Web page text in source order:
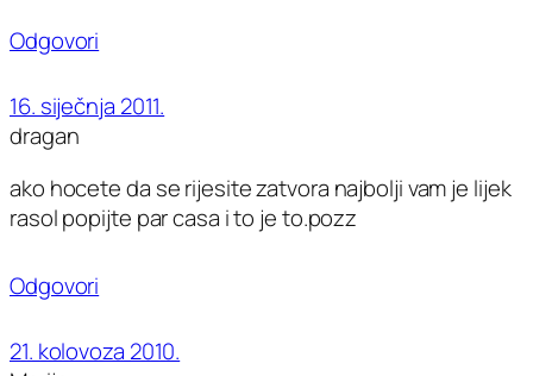
Odgovori
16. siječnja 2011.
dragan
ako hocete da se rijesite zatvora najbolji vam je lijek
rasol popijte par casa i to je to.pozz
Odgovori
21. kolovoza 2010.